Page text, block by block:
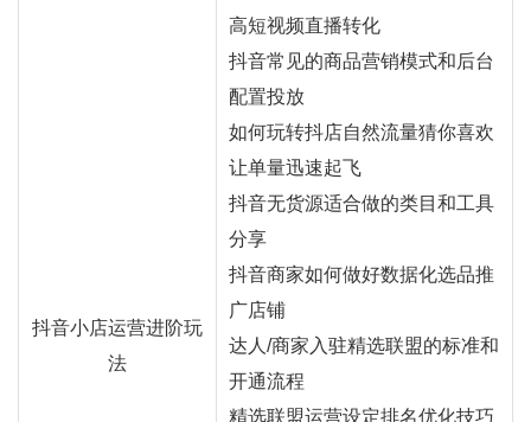
抖音小店运营进阶玩
法
高短视频直播转化
抖音常见的商品营销模式和后台
配置投放
如何玩转抖店自然流量猜你喜欢
让单量迅速起飞
抖音无货源适合做的类目和工具
分享
抖音商家如何做好数据化选品推
广店铺
达人/商家入驻精选联盟的标准和
开通流程
精选联盟运营设定排名优化技巧